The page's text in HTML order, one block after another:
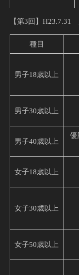
【第3回】H23.7.31
種目
男子18歳以上
男子30歳以上
男子40歳以上
優
女子18歳以上
女子30歳以上
女子50歳以上